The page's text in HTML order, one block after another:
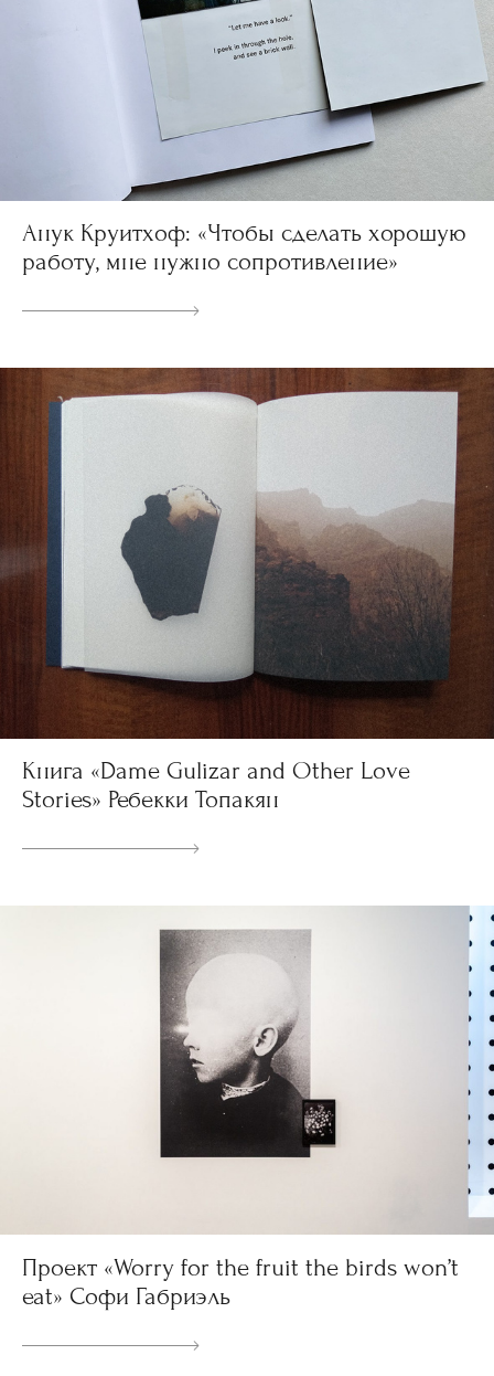
Анук Круитхоф: «Чтобы сделать хорошую
работу, мне нужно сопротивление»
Книга «Dame Gulizar and Other Love
Stories» Ребекки Топакян
Проект «Worry for the fruit the birds won’t
eat» Софи Габриэль